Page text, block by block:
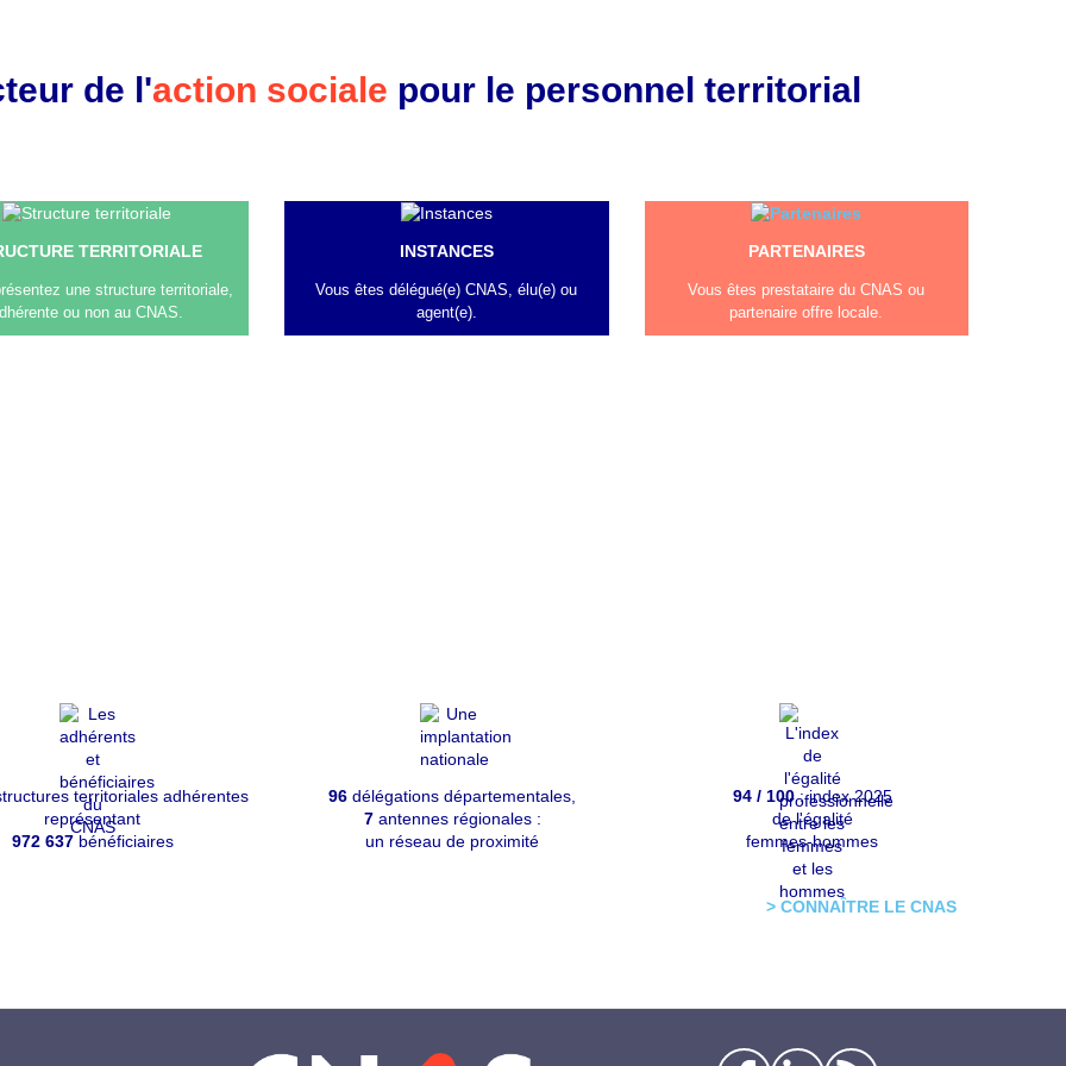
de l'action sociale pour le personnel territorial
TERRITORIALE
une structure territoriale,
ou non au CNAS.
INSTANCES
Vous êtes délégué(e) CNAS, élu(e) ou
agent(e).
PARTENAIRES
Vous êtes prestataire du CNAS ou
partenaire offre locale.
territoriales adhérentes
représentant
972 637bénéficiaires
96 délégations départementales,
7antennes régionales :
un réseau de proximité
94 / 100: index 2025
de l'égalité
femmes-hommes
> CONNAÎTRE LE CNAS